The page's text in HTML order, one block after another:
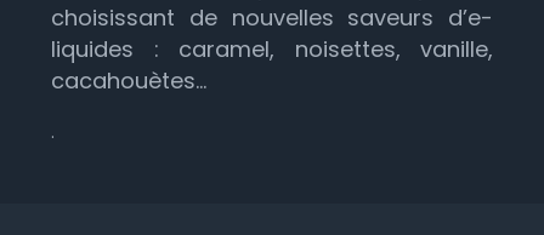
choisissant de nouvelles saveurs d’e-
liquides : caramel, noisettes, vanille,
cacahouètes…
.